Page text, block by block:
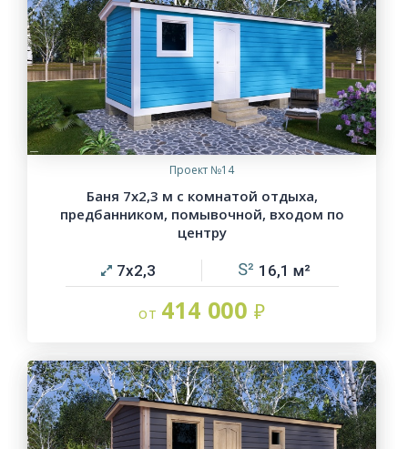
Проект №14
Баня 7х2,3 м с комнатой отдыха,
предбанником, помывочной, входом по
центру
7х2,3 16,1
414 000